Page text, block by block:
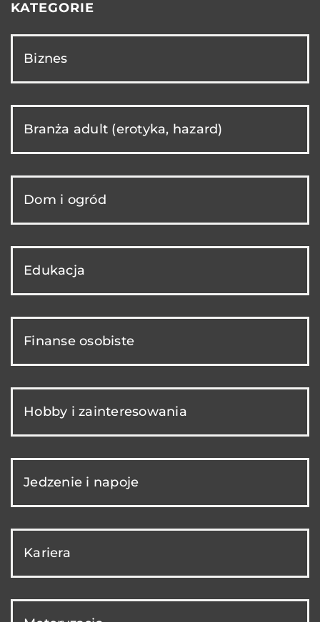
KATEGORIE
Biznes
Branża adult (erotyka, hazard)
Dom i ogród
Edukacja
Finanse osobiste
Hobby i zainteresowania
Jedzenie i napoje
Kariera